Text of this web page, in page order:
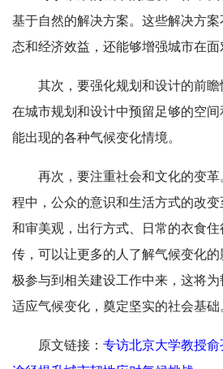
基于自然的解决方案。这些解决方
态和经济效益，还能够增强城市在面
其次，要强化规划和设计的前
在城市规划和设计中预留足够的空
能出现的各种气候变化情境。
再次，要注重社会和文化的变
程中，公众的意识和生活方式的改
和审美观，出行方式、日常的衣食
传，可以让更多的人了解气候变化
极参与到相关建设工作中来，这将
适应气候变化，奠定坚实的社会基础
原文链接： 专访北京大学教授